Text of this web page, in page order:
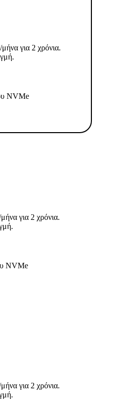
για 2 χρόνια.
NVMe
για 2 χρόνια.
NVMe
για 2 χρόνια.